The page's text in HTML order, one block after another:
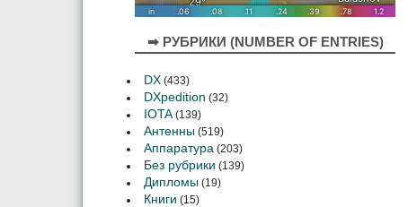
➡ РУБРИКИ (NUMBER OF ENTRIES)
DX (433)
DXpedition (32)
IOTA (139)
Антенны (519)
Аппаратура (203)
Без рубрики (139)
Дипломы (19)
Книги (15)